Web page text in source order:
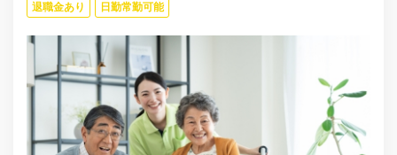
退職金あり 日勤常勤可能